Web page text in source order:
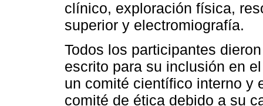
clínico, exploración física,
superior y electromiografía.
Todos los participantes
escrito para su inclusión en
un comité científico interno y
comité de ética debido a su